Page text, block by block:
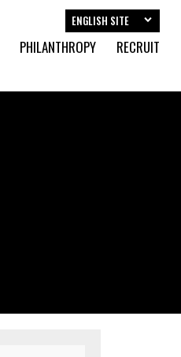
PHILANTHROPY RECRUIT
ENGLISH SITE